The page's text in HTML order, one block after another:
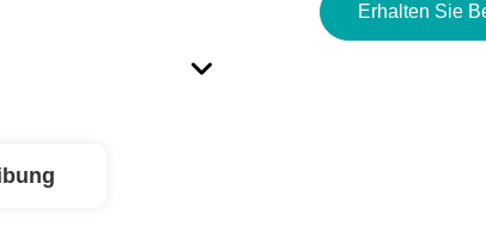
Erhalten Sie